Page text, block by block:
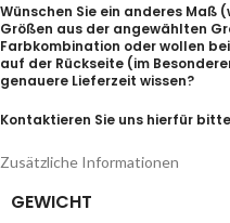
Wünschen Sie ein anderes Maß
Größen aus der angewählten
Farbkombination oder wollen
auf der Rückseite (im
genauere Lieferzeit wissen?
Kontaktieren Sie uns hierfür
Zusätzliche Informationen
GEWICHT